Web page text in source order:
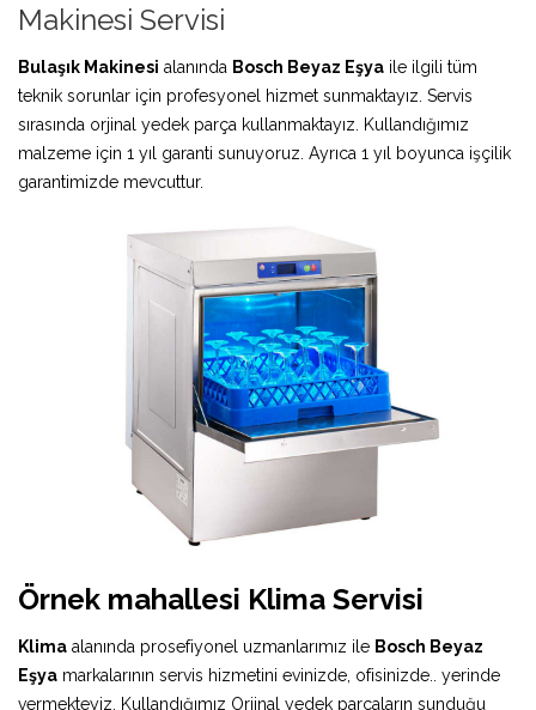
Makinesi Servisi
Bulaşık Makinesi alanında Bosch Beyaz Eşya ile ilgili tüm
teknik sorunlar için profesyonel hizmet sunmaktayız. Servis
sırasında orjinal yedek parça kullanmaktayız. Kullandığımız
malzeme için 1 yıl garanti sunuyoruz. Ayrıca 1 yıl boyunca işçilik
garantimizde mevcuttur.
Örnek mahallesi Klima Servisi
Klima alanında prosefiyonel uzmanlarımız ile Bosch Beyaz
Eşya markalarının servis hizmetini evinizde, ofisinizde.. yerinde
vermekteyiz. Kullandığımız Orjinal yedek parçaların sunduğu